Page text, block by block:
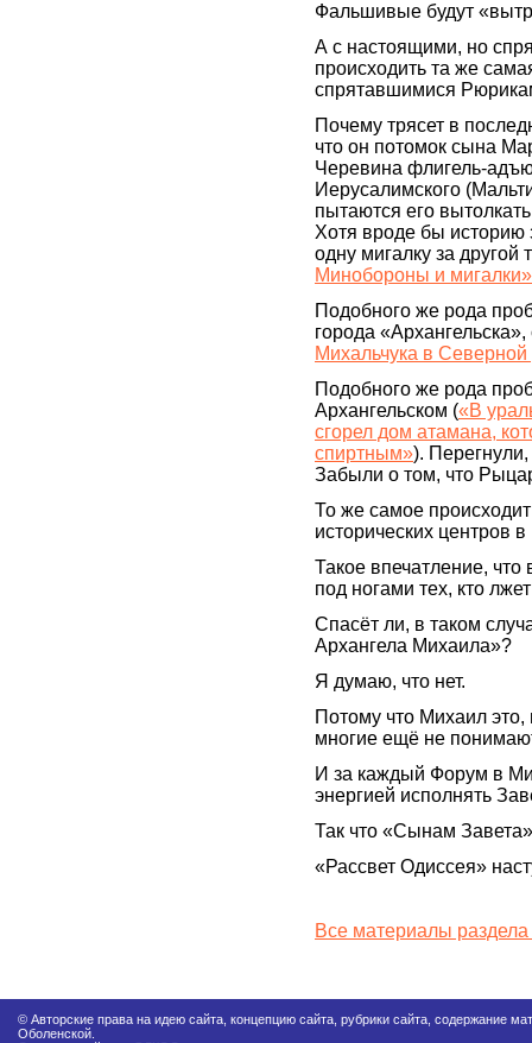
Фальшивые будут
А с настоящими, но
происходить та же
спрятавшимися
Почему трясет в
что он потомок сына
Черевина флигель-
Иерусалимского
пытаются его
Хотя вроде бы историю
одну мигалку за другой
Минобороны и мигалки»
Подобного же рода
города
Михальчука в
Подобного же рода
Архангельском («В
сгорел дом атамана,
спиртным»).
Забыли о том, что
То же самое
исторических центров
Такое впечатление,
под ногами тех, кто
Спасёт ли, в таком
Архангела Михаила»?
Я думаю, что нет.
Потому что Михаил это,
многие ещё не
И за каждый Форум в
энергией исполнять
Так что «Сынам
«Рассвет Одиссея»
Все материалы
© Авторские права на идею сайта, концепцию сайта, рубрики сайта, содержание
Оболенской.